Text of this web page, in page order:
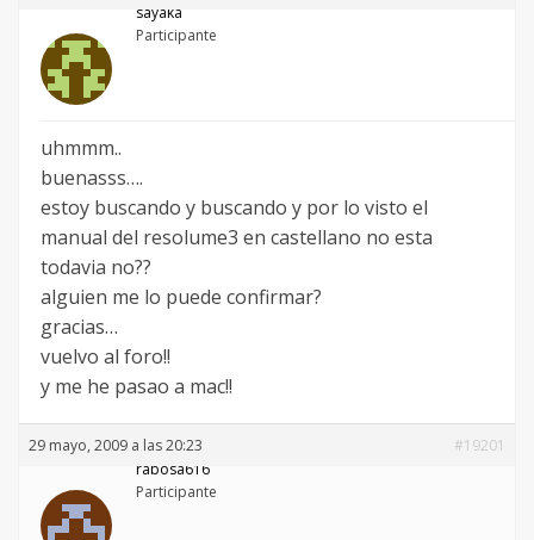
sayaka
Participante
uhmmm..
buenasss….
estoy buscando y buscando y por lo visto el
manual del resolume3 en castellano no esta
todavia no??
alguien me lo puede confirmar?
gracias…
vuelvo al foro!!
y me he pasao a mac!!
29 mayo, 2009 a las 20:23
#19201
rabosa616
Participante